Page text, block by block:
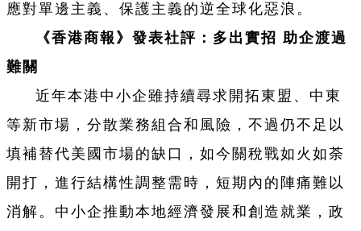
應對單邊主義、保護主義的逆全球化惡浪。
《香港商報》發表社評：多出實招 助企渡過
難關
近年本港中小企雖持續尋求開拓東盟、中東
等新市場，分散業務組合和風險，不過仍不足以
填補替代美國市場的缺口，如今關稅戰如火如荼
開打，進行結構性調整需時，短期內的陣痛難以
消解。中小企推動本地經濟發展和創造就業，政